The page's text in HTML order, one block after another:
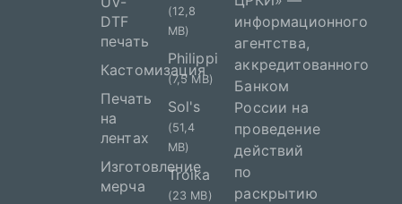
DTF
печать
Кастомизация
Печать
на
лентах
Изготовление
мерча
(12,8
MB)
Philippi
(7,5 MB)
Sol's
(51,4
MB)
Troika
(23 MB)
информационного
агентства,
аккредитованного
Банком
России на
проведение
действий
по
раскрытию